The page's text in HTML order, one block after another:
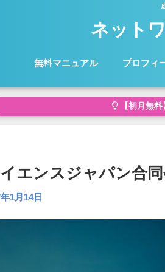
ネット
無料マニュアル プロフィ
【初月無料
エンスジャパン合
1月14日